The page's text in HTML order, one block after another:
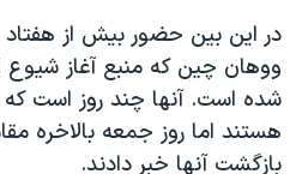
در این بین حضور بیش از
ووهان چین که منبع آغاز شیوع
شده است. آنها چند روز است که
هستند اما روز جمعه بالاخره
بازگشت آنها خبر دادند.